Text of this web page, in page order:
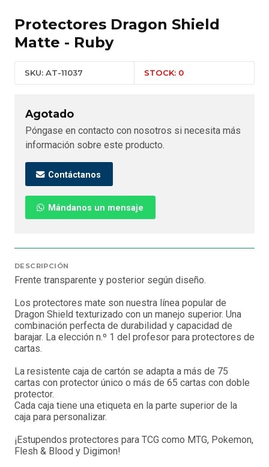
Protectores Dragon Shield
Matte - Ruby
SKU: AT-11037 STOCK: 0
Agotado
Póngase en contacto con nosotros si necesita más
información sobre este producto.
Contáctanos
Mándanos un mensaje
DESCRIPCIÓN
Frente transparente y posterior según diseño.
Los protectores mate son nuestra línea popular de
Dragon Shield texturizado con un manejo superior. Una
combinación perfecta de durabilidad y capacidad de
barajar. La elección n.º 1 del profesor para protectores de
cartas.
La resistente caja de cartón se adapta a más de 75
cartas con protector único o más de 65 cartas con doble
protector.
Cada caja tiene una etiqueta en la parte superior de la
caja para personalizar.
¡Estupendos protectores para TCG como MTG, Pokemon,
Flesh & Blood y Digimon!